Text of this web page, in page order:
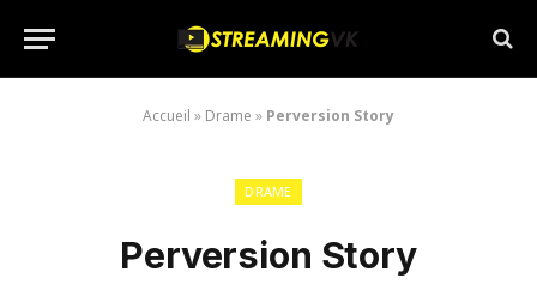
Accueil » Drame » Perversion Story
DRAME
Perversion Story